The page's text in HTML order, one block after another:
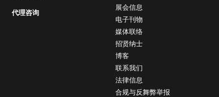
代理咨询
展会信息
电子刊物
媒体联络
招贤纳士
博客
联系我们
法律信息
合规与反舞弊举报